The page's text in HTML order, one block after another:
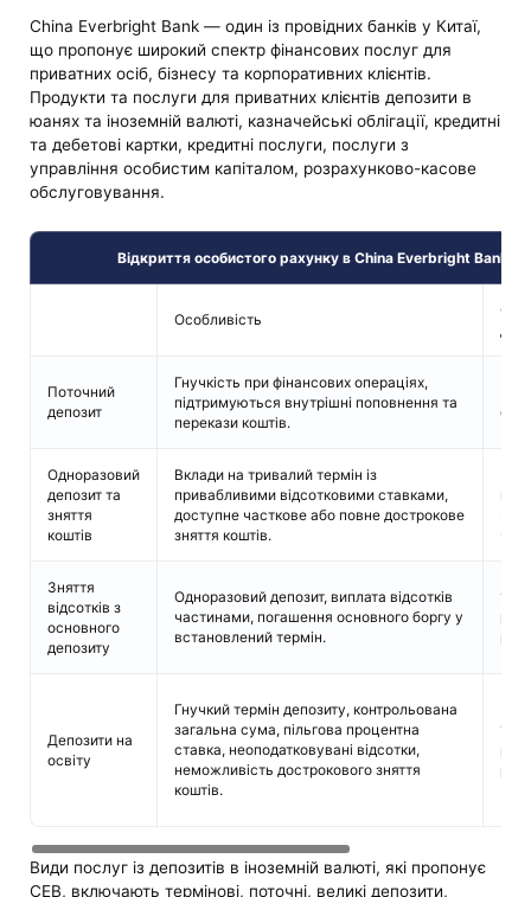
China Everbright Bank — один із провідних банків у Китаї,
що пропонує широкий спектр фінансових послуг для
приватних осіб, бізнесу та корпоративних клієнтів.
Продукти та послуги для приватних клієнтів депозити в
юанях та іноземній валюті, казначейські облігації, кредитні
та дебетові картки, кредитні послуги, послуги з
управління особистим капіталом, розрахунково-касове
обслуговування.
Відкриття особистого рахунку в China Everbright Bank –
Особливість
Поточний
депозит
Гнучкість при фінансових операціях,
підтримуються внутрішні поповнення та
перекази коштів.
Одноразовий
депозит та
зняття
коштів
Вклади на тривалий термін із
привабливими відсотковими ставками,
доступне часткове або повне дострокове
зняття коштів.
Зняття
відсотків з
основного
депозиту
Одноразовий депозит, виплата відсотків
частинами, погашення основного боргу у
встановлений термін.
1
Депозити на
освіту
Гнучкий термін депозиту, контрольована
загальна сума, пільгова процентна
ставка, неоподатковувані відсотки,
неможливість дострокового зняття
коштів.
1
Види послуг із депозитів в іноземній валюті, які пропонує
CEB, включають термінові, поточні, великі депозити,